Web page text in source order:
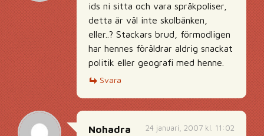
ids ni sitta och vara språkpoliser,
detta är väl inte skolbänken,
eller..? Stackars brud, förmodligen
har hennes föräldrar aldrig snackat
politik eller geografi med henne.
Svara
24 januari, 2007 kl. 11:02
Nohadra